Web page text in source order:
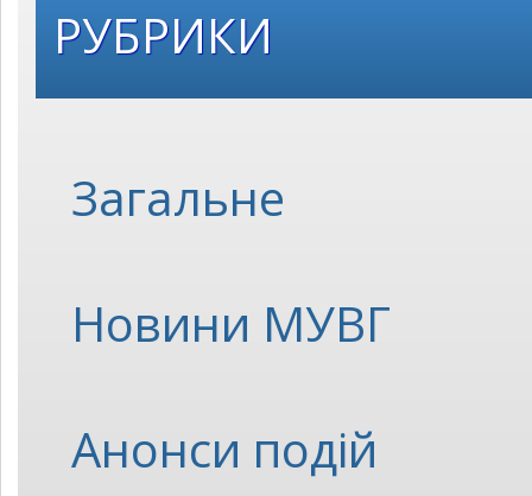
РУБРИКИ
Загальне
Новини МУВГ
Анонси подій